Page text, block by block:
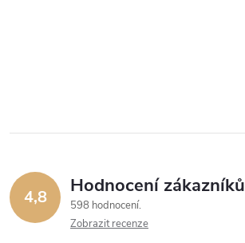
4,8 Hodnocení zákazníků
598 hodnocení
Zobrazit recenze